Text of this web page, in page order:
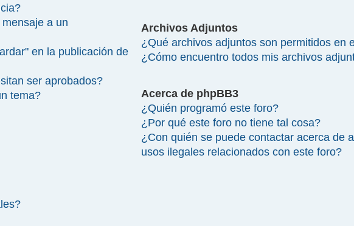
a un
en la publicación de
ser aprobados?
tema?
Archivos Adjuntos
¿Qué archivos adjuntos son permitidos en
¿Cómo encuentro todos mis archivos
Acerca de phpBB3
¿Quién programó este foro?
¿Por qué este foro no tiene tal cosa?
¿Con quién se puede contactar acerca de
usos ilegales relacionados con este foro?